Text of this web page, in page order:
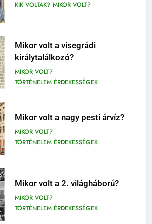
KIK VOLTAK? MIKOR VOLT?
Mikor volt a visegrádi
királytalálkozó?
MIKOR VOLT?
TÖRTÉNELEM ÉRDEKESSÉGEK
Mikor volt a nagy pesti árvíz?
MIKOR VOLT?
TÖRTÉNELEM ÉRDEKESSÉGEK
Mikor volt a 2. világháború?
MIKOR VOLT?
TÖRTÉNELEM ÉRDEKESSÉGEK
olvasónapló
5. OSZTÁLY OLVASÓNAPLÓ
OLVASÓNAPLÓK
A jó palócok (elemzés)
OLVASÓNAPLÓK
olvasónapló
OLVASÓNAPLÓK
BIOLÓGIA ÉRDEKESSÉGEK